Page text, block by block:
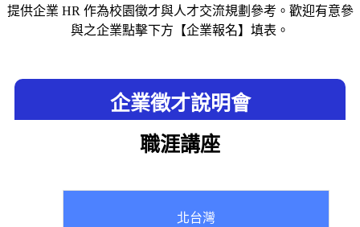
提供企業 HR 作為校園徵才與人才交流規劃參考。歡迎有意參
與之企業點擊下方【企業報名】填表。
企業徵才說明會
職涯講座
北台灣